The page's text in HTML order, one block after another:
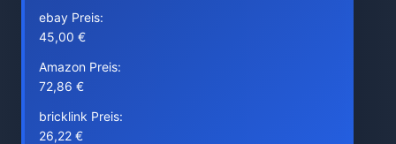
ebay Preis:
45,00 €
Amazon Preis:
72,86 €
bricklink Preis:
26,22 €